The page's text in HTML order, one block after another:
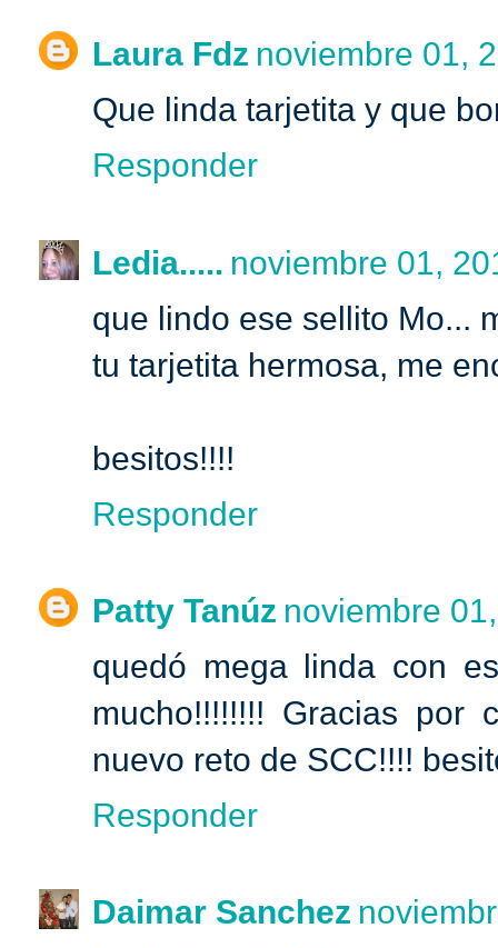
Laura Fdz noviembre 01,
Que linda tarjetita y que
Responder
Ledia..... noviembre 01,
que lindo ese sellito Mo...
tu tarjetita hermosa, me
besitos!!!!
Responder
Patty Tanúz noviembre
quedó mega linda con
mucho!!!!!!!! Gracias por
nuevo reto de SCC!!!!
Responder
Daimar Sanchez